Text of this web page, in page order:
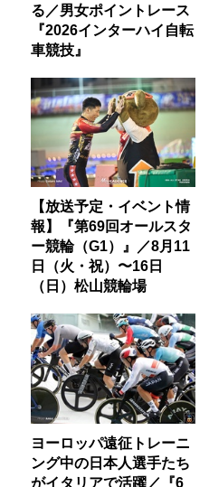
る／男女ポイントレース
『2026インターハイ自転
車競技』
【放送予定・イベント情
報】『第69回オールスタ
ー競輪（G1）』／8月11
日（火・祝）〜16日
（日）松山競輪場
ヨーロッパ遠征トレーニ
ング中の日本人選手たち
がイタリアで活躍／『6